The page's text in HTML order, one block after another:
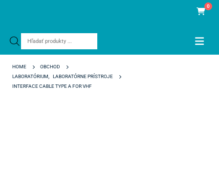
Products
0
HOME
OBCHOD
LABORATÓRIUM
LABORATÓRNE PRÍSTROJE
INTERFACE CABLE TYPE A FOR VHF